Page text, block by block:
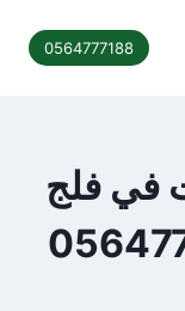
0564777188
في فلج